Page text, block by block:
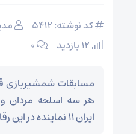
کد نوشته: 5412
۰
مسابقات شمشیربازی
هر سه اسلحه مردان و
ایران ۱۱ نماینده در این رقابت‌ها خواهد داشت.